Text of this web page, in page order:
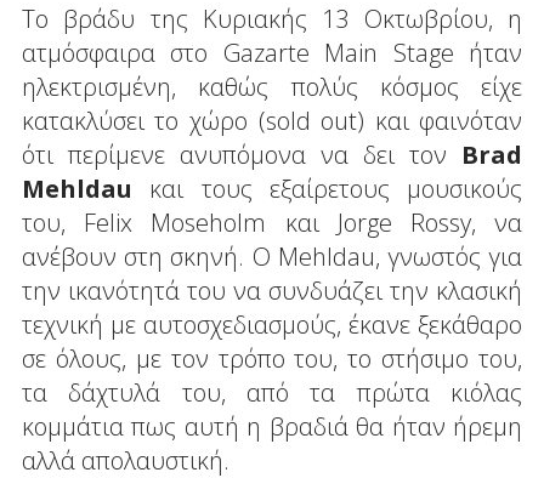
Το βράδυ της Κυριακής 13 Οκτωβρίου, η
ατμόσφαιρα στο Gazarte Main Stage ήταν
ηλεκτρισμένη, καθώς πολύς κόσμος είχε
κατακλύσει το χώρο (sold out) και φαινόταν
ότι περίμενε ανυπόμονα να δει τον Brad
Mehldau και τους εξαίρετους μουσικούς
του, Felix Moseholm και Jorge Rossy, να
ανέβουν στη σκηνή. Ο Mehldau, γνωστός για
την ικανότητά του να συνδυάζει την κλασική
τεχνική με αυτοσχεδιασμούς, έκανε ξεκάθαρο
σε όλους, με τον τρόπο του, το στήσιμο του,
τα δάχτυλά του, από τα πρώτα κιόλας
κομμάτια πως αυτή η βραδιά θα ήταν ήρεμη
αλλά απολαυστική.